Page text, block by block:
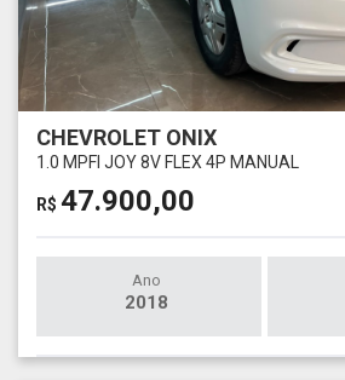
CHEVROLET ONIX
1.0 MPFI JOY 8V FLEX 4P MANUAL
R$ 47.900,00
Ano
2018